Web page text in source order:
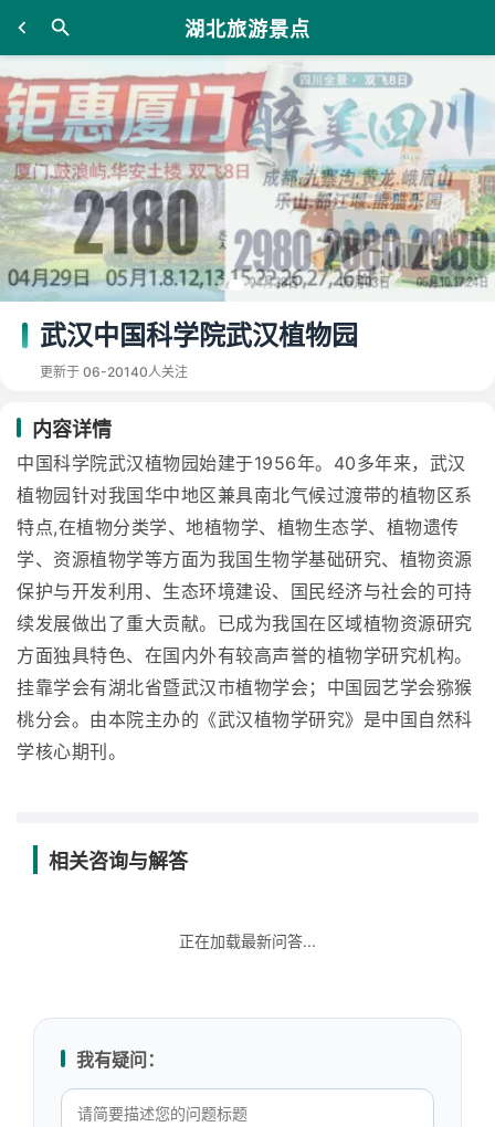
湖北旅游景点
武汉中国科学院武汉植物园
更新于 06-20140人关注
内容详情
中国科学院武汉植物园始建于1956年。40多年来，武汉
植物园针对我国华中地区兼具南北气候过渡带的植物区系
特点,在植物分类学、地植物学、植物生态学、植物遗传
学、资源植物学等方面为我国生物学基础研究、植物资源
保护与开发利用、生态环境建设、国民经济与社会的可持
续发展做出了重大贡献。已成为我国在区域植物资源研究
方面独具特色、在国内外有较高声誉的植物学研究机构。
挂靠学会有湖北省暨武汉市植物学会；中国园艺学会猕猴
桃分会。由本院主办的《武汉植物学研究》是中国自然科
学核心期刊。
相关咨询与解答
正在加载最新问答...
我有疑问：